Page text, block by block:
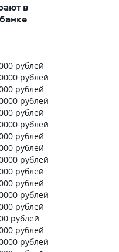
в
рублей
рублей
рублей
рублей
рублей
рублей
рублей
рублей
рублей
рублей
рублей
рублей
рублей
рублей
рублей
рублей